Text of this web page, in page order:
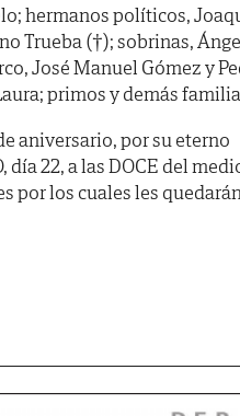
hermanos políticos,
Trueba (†); sobrinas,
José Manuel Gómez y
primos y demás
aniversario, por su eterno
día 22, a las DOCE del
por los cuales les